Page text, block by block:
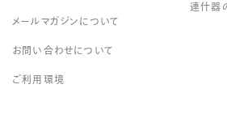
メールマガジンについて
お問い合わせについて
ご利用環境
連什器